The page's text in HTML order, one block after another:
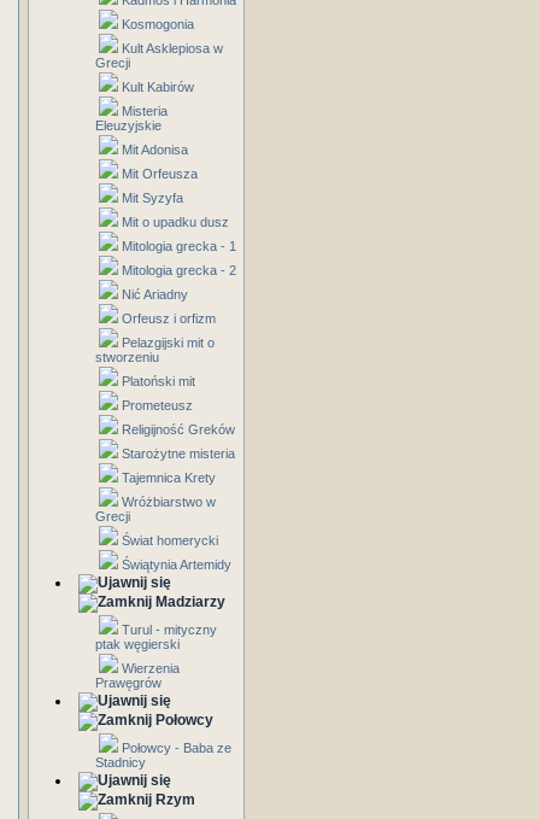
Kosmogonia
Kult Asklepiosa w
Grecji
Kult Kabirów
Misteria
Eleuzyjskie
Mit Adonisa
Mit Orfeusza
Mit Syzyfa
Mit o upadku dusz
Mitologia grecka - 1
Mitologia grecka - 2
Nić Ariadny
Orfeusz i orfizm
Pelazgijski mit o
stworzeniu
Platoński mit
Prometeusz
Religijność Greków
Starożytne misteria
Tajemnica Krety
Wróżbiarstwo w
Grecji
Świat homerycki
Świątynia Artemidy
Madziarzy
Turul - mityczny
ptak węgierski
Wierzenia
Prawęgrów
Połowcy
Połowcy - Baba ze
Stadnicy
Rzym